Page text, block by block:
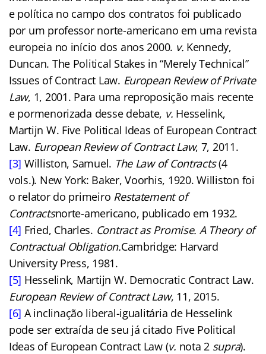
e política no campo dos contratos foi publicado
por um professor norte-americano em uma revista
europeia no início dos anos 2000. v. Kennedy,
Duncan. The Political Stakes in “Merely Technical”
Issues of Contract Law. European Review of Private
Law, 1, 2001. Para uma reproposição mais recente
e pormenorizada desse debate, v. Hesselink,
Martijn W. Five Political Ideas of European Contract
Law. European Review of Contract Law, 7, 2011.
[3] Williston, Samuel. The Law of Contracts(4
vols.). New York: Baker, Voorhis, 1920. Williston foi
o relator do primeiro Restatement of
Contractsnorte-americano, publicado em 1932.
[4] Fried, Charles. Contract as Promise. A Theory of
Contractual Obligation.Cambridge: Harvard
University Press, 1981.
[5] Hesselink, Martijn W. Democratic Contract Law.
European Review of Contract Law, 11, 2015.
[6] A inclinação liberal-igualitária de Hesselink
pode ser extraída de seu já citado Five Political
Ideas of European Contract Law (v. nota 2 supra).